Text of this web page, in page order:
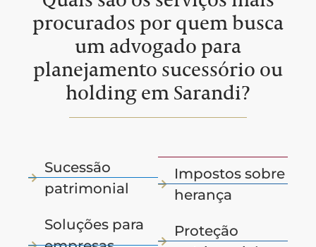
procurados por quem busca
um advogado para
planejamento sucessório ou
holding em Sarandi?
Sucessão
patrimonial
Soluções para
Impostos sobre
herança
Proteção